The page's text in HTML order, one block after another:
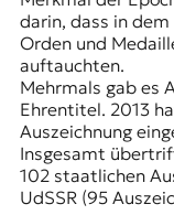
t
e
n
z
z
u
O
s
t
darin, dass in
Orden und
auftauchten.
Mehrmals gab es
Ehrentitel. 2013
Auszeichnung
Insgesamt
102 staatlichen
UdSSR (95